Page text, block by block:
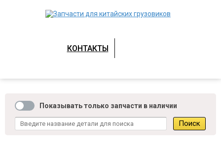
КОНТАКТЫ
Показывать только запчасти в наличии